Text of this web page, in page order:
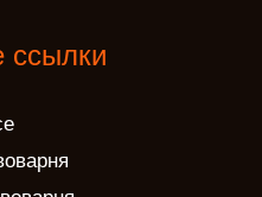
ссылки